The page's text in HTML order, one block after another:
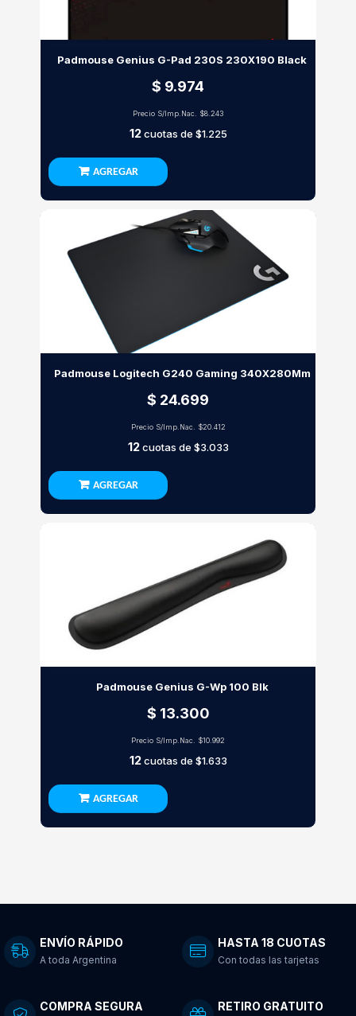
Padmouse Genius G-Pad 230S 230X190 Black
$ 9.974
Precio S/Imp.Nac. $8.243
12cuotas de $1.225
AGREGAR
Padmouse Logitech G240 Gaming 340X280Mm
$ 24.699
Precio S/Imp.Nac. $20.412
12cuotas de $3.033
AGREGAR
Padmouse Genius G-Wp 100 Blk
$ 13.300
Precio S/Imp.Nac. $10.992
12cuotas de $1.633
AGREGAR
ENVÍO RÁPIDO
A toda Argentina
HASTA 18 CUOTAS
Con todas las tarjetas
COMPRA SEGURA RETIRO GRATUITO